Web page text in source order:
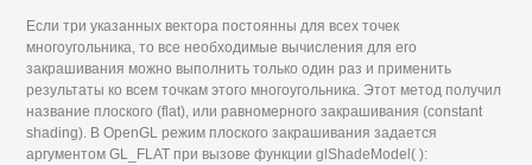
Если три указанных вектора постоянны для всех точек
многоугольника, то все необходимые вычисления для его
закрашивания можно выполнить только один раз и применить
результаты ко всем точкам этого многоугольника. Этот метод получил
название плоского (flat), или равномерного закрашивания (constant
shading). В OpenGL режим плоского закрашивания задается
аргументом GL_FLAT при вызове функции glShadeModel( ):